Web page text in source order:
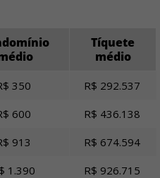
Tíquete
médio
350
R$ 292.537
600
R$ 436.138
913
R$ 674.594
1.390
R$ 926.715